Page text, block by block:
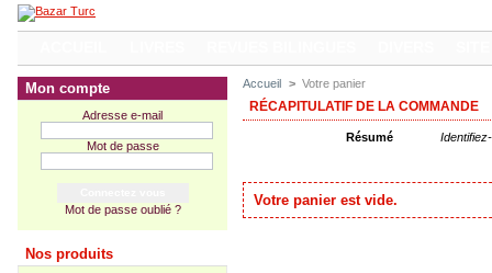
Mon compte
Adresse e-mail
Mot de passe
Mot de passe oublié ?
Nos produits
Accueil > Votre panier
RÉCAPITULATIF DE LA COMMANDE
Résumé
Votre panier est vide.